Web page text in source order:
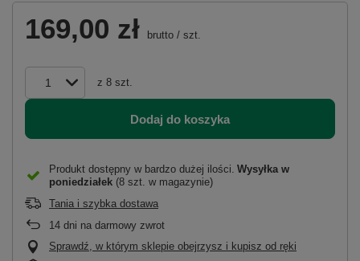
169,00 zł brutto / szt.
z 8 szt.
Dodaj do koszyka
Produkt dostępny w bardzo dużej ilości Wysyłka w
poniedziałek (8 szt. w magazynie)
Tania i szybka dostawa
14 dni na darmowy zwrot
Sprawdź, w którym sklepie obejrzysz i kupisz od ręki